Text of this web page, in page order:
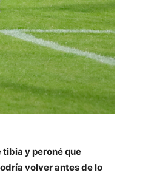
tibia y peronéque
volver antes de lo